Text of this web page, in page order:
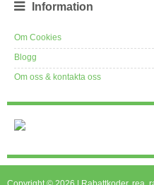
Information
Om Cookies
Blogg
Om oss & kontakta oss